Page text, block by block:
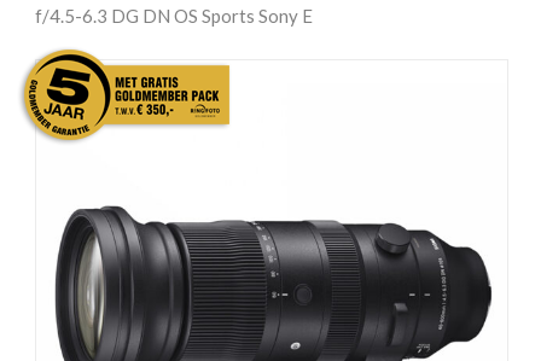
f/4.5-6.3 DG DN OS Sports Sony E